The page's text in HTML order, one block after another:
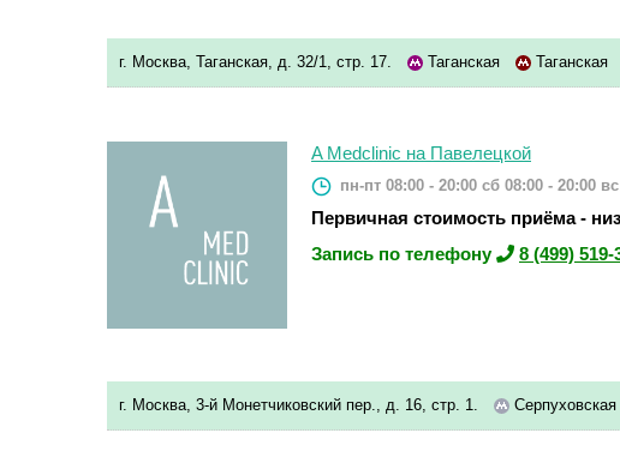
г. Москва, Таганская, д. 32/1, стр. 17. Таганская Таганская
A Medclinic на Павелецкой
пн-пт 08:00 - 20:00 сб 08:00 - 20:00
Первичная стоимость приёма -
Запись по телефону
8 (499) 519-
г. Москва, 3-й Монетчиковский пер., д. 16, стр. 1. Серпуховская